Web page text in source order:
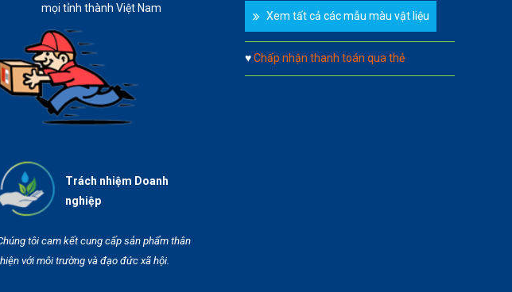
mọi tỉnh thành Việt Nam
Trách nhiệm Doanh
nghiệp
tôi cam kết cung cấp sản phẩm thân
với môi trường và đạo đức xã hội.
Xem tất cả các mẫu màu vật liệu
♥Chấp nhận thanh toán qua thẻ